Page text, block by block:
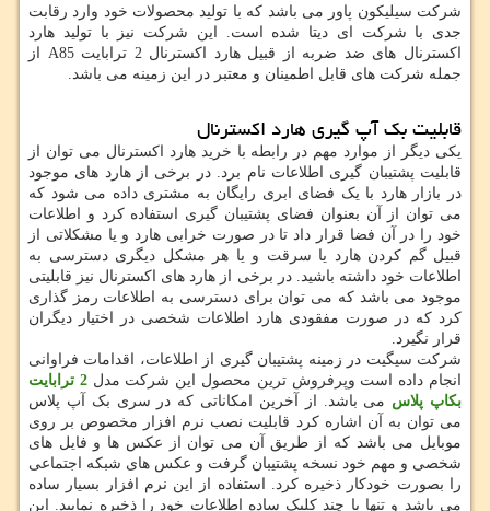
شرکت سیلیکون پاور می باشد که با تولید محصولات خود وارد رقابت
جدی با شرکت ای دیتا شده است. این شرکت نیز با تولید هارد
اکسترنال های ضد ضربه از قبیل هارد اکسترنال 2 ترابایت A85 از
جمله شرکت های قابل اطمینان و معتبر در این زمینه می باشد.
قابلیت بک آپ گیری هارد اکسترنال
یکی دیگر از موارد مهم در رابطه با خرید هارد اکسترنال می توان از
قابلیت پشتیبان گیری اطلاعات نام برد. در برخی از هارد های موجود
در بازار هارد با یک فضای ابری رایگان به مشتری داده می شود که
می توان از آن بعنوان فضای پشتیبان گیری استفاده کرد و اطلاعات
خود را در آن فضا قرار داد تا در صورت خرابی هارد و یا مشکلاتی از
قبیل گم کردن هارد یا سرقت و یا هر مشکل دیگری دسترسی به
اطلاعات خود داشته باشید. در برخی از هارد های اکسترنال نیز قابلیتی
موجود می باشد که می توان برای دسترسی به اطلاعات رمز گذاری
کرد که در صورت مفقودی هارد اطلاعات شخصی در اختیار دیگران
قرار نگیرد.
شرکت سیگیت در زمینه پشتیبان گیری از اطلاعات، اقدامات فراوانی
انجام داده است وپرفروش ترین محصول این شرکت مدل
2 ترابایت
بکاپ پلاس می باشد. از آخرین امکاناتی که در سری بک آپ پلاس
می توان به آن اشاره کرد قابلیت نصب نرم افزار مخصوص بر روی
موبایل می باشد که از طریق آن می توان از عکس ها و فایل های
شخصی و مهم خود نسخه پشتیبان گرفت و عکس های شبکه اجتماعی
را بصورت خودکار ذخیره کرد. استفاده از این نرم افزار بسیار ساده
می باشد و تنها با چند کلیک ساده اطلاعات خود را ذخیره نمایید. این